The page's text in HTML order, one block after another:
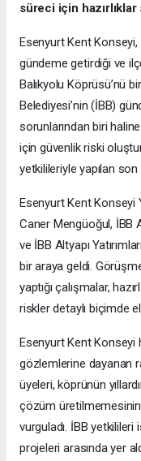
süreci için hazırlıklar
Esenyurt Kent Konseyi,
gündeme getirdiği ve
Balıkyolu Köprüsü’nü
Belediyesi’nin (İBB)
sorunlarından biri
için güvenlik riski
yetkilileriyle yapılan
Esenyurt Kent Konseyi
Caner Mengüoğul, İBB
ve İBB Altyapı
bir araya geldi.
yaptığı çalışmalar,
riskler detaylı biçimde
Esenyurt Kent Konseyi
gözlemlerine dayanan
üyeleri, köprünün
çözüm üretilmemesinin
vurguladı. İBB yetkilileri
projeleri arasında yer